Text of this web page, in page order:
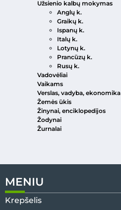
Užsienio kalbų mokymas
Anglų k.
Graikų k.
Ispanų k.
Italų k.
Lotynų k.
Prancūzų k.
Rusų k.
Vadovėliai
Vaikams
Verslas, vadyba, ekonomika
Žemės ūkis
Žinynai, enciklopedijos
Žodynai
Žurnalai
MENIU
Krepšelis